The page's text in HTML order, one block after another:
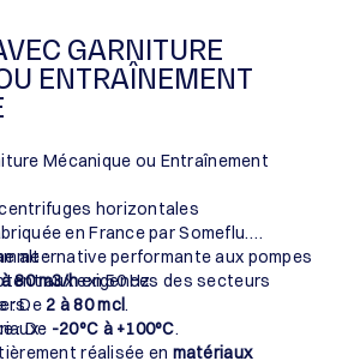
GARNITURE
ENTRAÎNEMENT
Mécanique ou Entraînement
horizontales
en France par Someflu.
alternative performante aux pompes
aux exigences des secteurs
:
80 m3/hen 50 Hz.
: De 2 à 80 mcl.
: De -20°C à +100°C.
:
réalisée en matériaux